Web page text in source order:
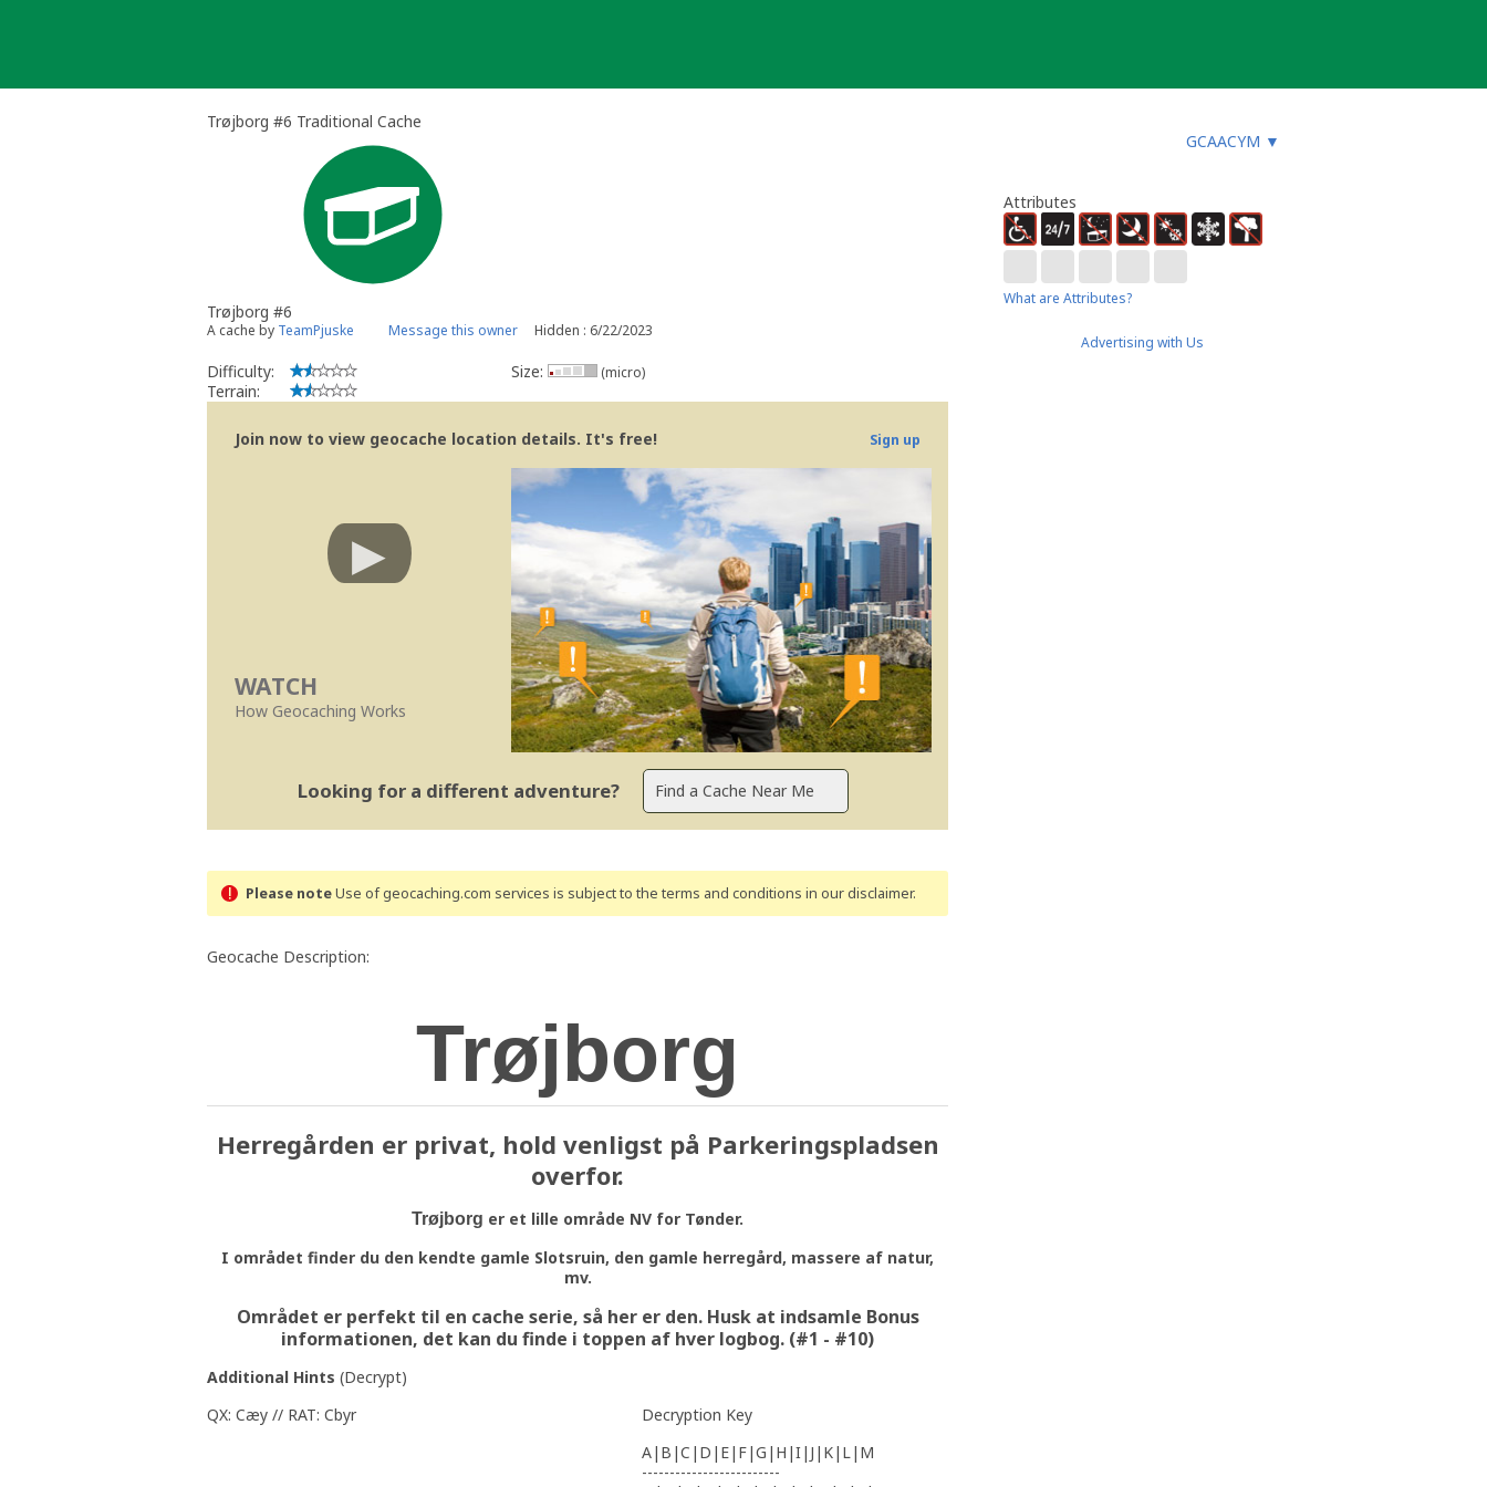
Trøjborg #6 Traditional Cache
GCAACYM ▼
Trøjborg #6
A cache by TeamPjuske Message this owner Hidden : 6/22/2023
Difficulty:
Terrain:
Size: (micro)
Join now to view geocache location details. It's free! Sign up
WATCH
How Geocaching Works
Looking for a different adventure?
Please noteUse of geocaching.com services is subject to the terms and conditions in our disclaimer.
Geocache Description:
Trøjborg
Herregården er privat, hold venligst på Parkeringspladsen
overfor.
Trøjborg er et lille område NV for Tønder.
I området finder du den kendte gamle Slotsruin, den gamle herregård, massere af natur,
mv.
Området er perfekt til en cache serie, så her er den. Husk at indsamle Bonus
informationen, det kan du finde i toppen af hver logbog. (#1 - #10)
Additional Hints (Decrypt)
QX: Cæy // RAT: Cbyr
Decryption Key
A|B|C|D|E|F|G|H|I|J|K|L|M
-------------------------
Attributes
What are Attributes?
Advertising with Us